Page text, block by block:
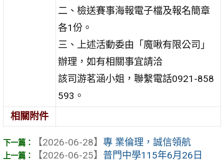
二、檢送賽事海報電子檔及報名簡章
各1份。
三、上述活動委由「魔啾有限公司」
辦理，如有相關事宜請洽
該司游茗涵小姐，聯繫電話0921-858
593。
相關附件
【2026-06-28】 專 業倫理，誠信領航
【2026-06-25】 普門中學115年6月26日